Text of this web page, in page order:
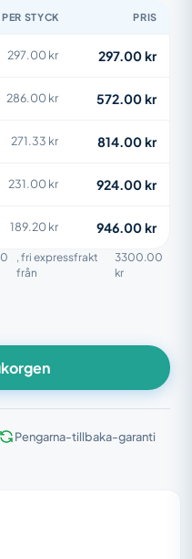
PER STYCK PRIS
297.00 kr 297.00 kr
286.00 kr 572.00 kr
271.33 kr 814.00 kr
231.00 kr 924.00 kr
189.20 kr 946.00 kr
, fri expressfrakt
från
3300.00
kr
Pengarna-tillbaka-garanti